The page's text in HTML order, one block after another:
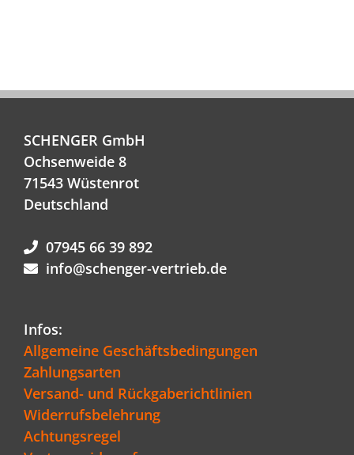
SCHENGER GmbH
Ochsenweide 8
71543 Wüstenrot
Deutschland
07945 66 39 892
info@schenger-vertrieb.de
Infos:
Allgemeine Geschäftsbedingungen
Zahlungsarten
Versand- und Rückgaberichtlinien
Widerrufsbelehrung
Achtungsregel